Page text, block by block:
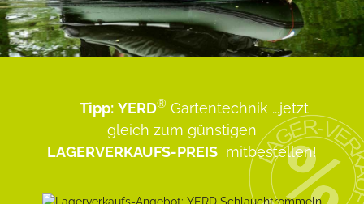
Tipp: YERD® Gartentechnik ...jetzt
gleich zum günstigen
LAGERVERKAUFS-PREIS mitbestellen!